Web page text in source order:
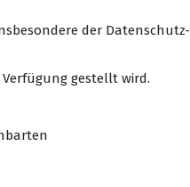
der Datenschutz-
gestellt wird.